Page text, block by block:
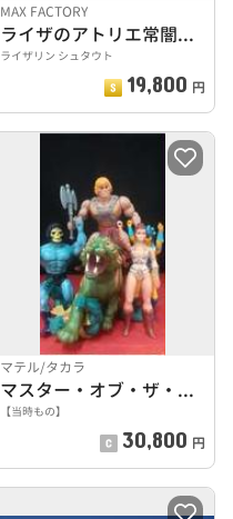
MAX FACTORY
ライザのアトリエ常闇の女王と秘密の隠れ家
ライザリン シュタウト
19,800 円
マテル/タカラ
マスター・オブ・ザ・ユニバースセット
【当時もの】
30,800 円